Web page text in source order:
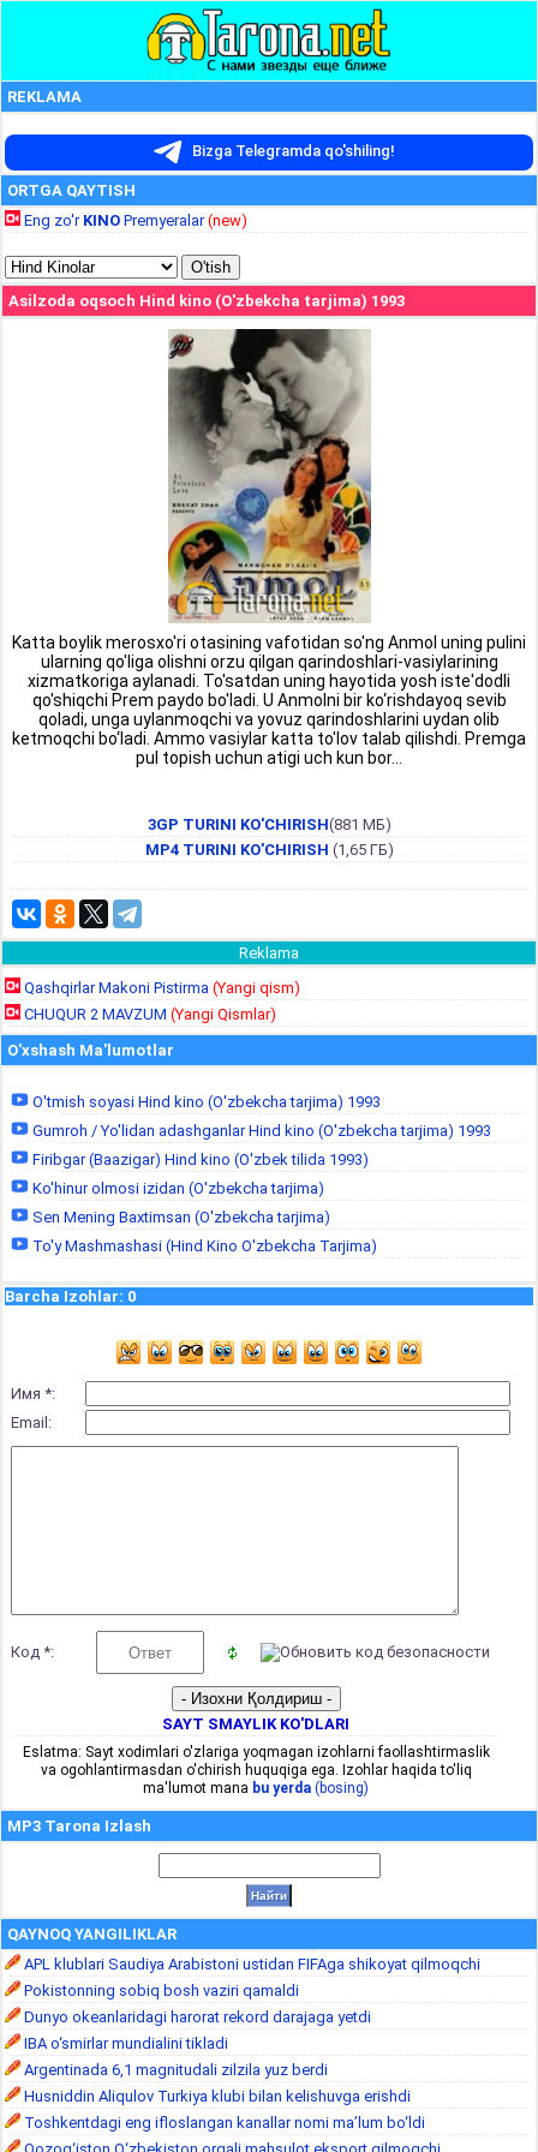
REKLAMA
Bizga Telegramda qo'shiling!
ORTGA QAYTISH
Eng zo'r KINO Premyeralar(new)
Asilzoda oqsoch Hind kino (O'zbekcha tarjima) 1993
Katta boylik merosxo'ri otasining vafotidan so'ng Anmol uning pulini
ularning qo'liga olishni orzu qilgan qarindoshlari-vasiylarining
xizmatkoriga aylanadi. To'satdan uning hayotida yosh iste'dodli
qo'shiqchi Prem paydo bo'ladi. U Anmolni bir ko‘rishdayoq sevib
qoladi, unga uylanmoqchi va yovuz qarindoshlarini uydan olib
ketmoqchi bo‘ladi. Ammo vasiylar katta to'lov talab qilishdi. Premga
pul topish uchun atigi uch kun bor...
3GP TURINI KO'CHIRISH(881 МБ)
MP4 TURINI KO'CHIRISH (1,65 ГБ)
Reklama
Qashqirlar Makoni Pistirma (Yangi qism)
CHUQUR 2 MAVZUM (Yangi Qismlar)
O'xshash Ma'lumotlar
O'tmish soyasi Hind kino (O'zbekcha tarjima) 1993
Gumroh / Yo'lidan adashganlar Hind kino (O'zbekcha tarjima) 1993
Firibgar (Baazigar) Hind kino (O'zbek tilida 1993)
Ko'hinur olmosi izidan (O'zbekcha tarjima)
Sen Mening Baxtimsan (O'zbekcha tarjima)
To'y Mashmashasi (Hind Kino O'zbekcha Tarjima)
Barcha Izohlar: 0
Имя *:
Email:
Код *:
SAYT SMAYLIK KO'DLARI
Eslatma: Sayt xodimlari o'zlariga yoqmagan izohlarni faollashtirmaslik
va ogohlantirmasdan o'chirish huquqiga ega. Izohlar haqida to'liq
ma'lumot mana bu yerda (bosing)
MP3 Tarona Izlash
QAYNOQ YANGILIKLAR
APL klublari Saudiya Arabistoni ustidan FIFAga shikoyat qilmoqchi
Pokistonning sobiq bosh vaziri qamaldi
Dunyo okeanlaridagi harorat rekord darajaga yetdi
IBA o‘smirlar mundialini tikladi
Argentinada 6,1 magnitudali zilzila yuz berdi
Husniddin Aliqulov Turkiya klubi bilan kelishuvga erishdi
Toshkentdagi eng ifloslangan kanallar nomi ma’lum bo‘ldi